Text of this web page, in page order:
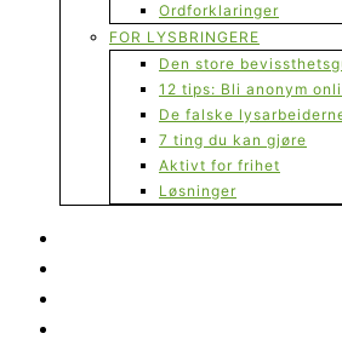
Ordforklaringer
FOR LYSBRINGERE
Den store
12 tips: Bli anonym
De falske
7 ting du kan gjøre
Aktivt for frihet
Løsninger